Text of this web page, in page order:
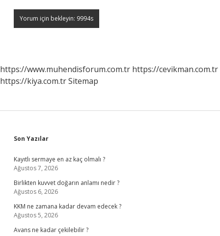
https://www.muhendisforum.com.tr https://cevikman.com.tr
https://kiya.com.trSitemap
Sidebar
Son Yazılar
Kayıtlı sermaye en az kaç olmalı ?
Ağustos 7, 2026
Birlikten kuvvet doğarın anlamı nedir ?
Ağustos 6, 2026
KKM ne zamana kadar devam edecek ?
Ağustos 5, 2026
Avans ne kadar çekilebilir ?